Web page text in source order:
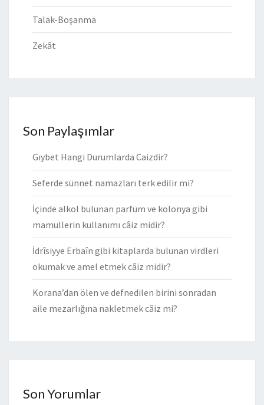
Talak-Boşanma
Zekât
Son Paylaşımlar
Gıybet Hangi Durumlarda Caizdir?
Seferde sünnet namazları terk edilir mi?
İçinde alkol bulunan parfüm ve kolonya gibi
mamullerin kullanımı câiz midir?
İdrîsiyye Erbaîn gibi kitaplarda bulunan virdleri
okumak ve amel etmek câiz midir?
Korana’dan ölen ve defnedilen birini sonradan
aile mezarlığına nakletmek câiz mi?
Son Yorumlar